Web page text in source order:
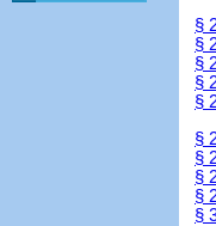
§
§
§
§
§
§
§
§
§
§